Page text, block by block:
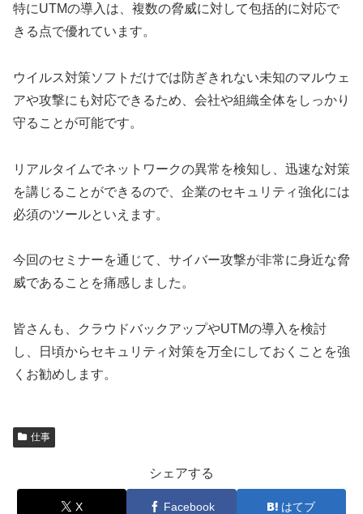
特にUTMの導入は、複数の脅威に対して包括的に対応で
きる点で優れています。
ウイルス対策ソフトだけでは防ぎきれない未知のマルウェ
アや攻撃にも対応できるため、会社や組織全体をしっかり
守ることが可能です。
リアルタイムでネットワークの異常を検知し、迅速な対策
を講じることができるので、企業のセキュリティ強化には
必須のツールといえます。
今回のセミナーを通じて、サイバー攻撃が非常に身近な脅
威であることを痛感しました。
皆さんも、クラウドバックアップやUTMの導入を検討
し、日頃からセキュリティ対策を万全にしておくことを強
くお勧めします。
仕事
シェアする
X Facebook はてブ